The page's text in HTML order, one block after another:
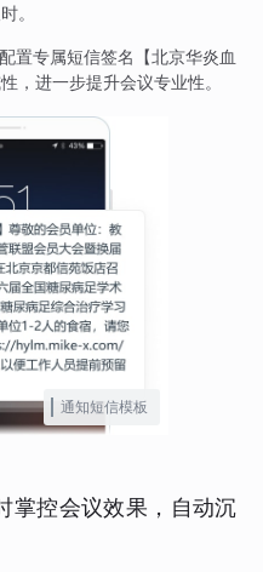
。
置专属短信签名【北京华炎血
，进一步提升会议专业性。
通知短信模板
掌控会议效果，自动沉